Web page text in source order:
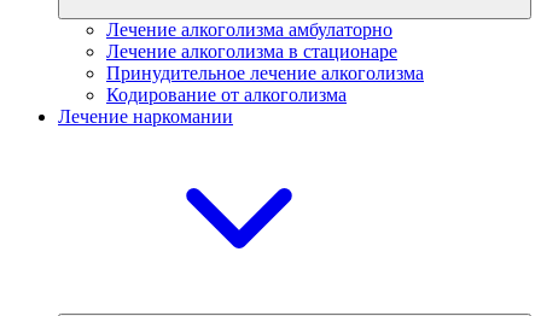
Лечение алкоголизма амбулаторно
Лечение алкоголизма в стационаре
Принудительное лечение алкоголизма
Кодирование от алкоголизма
Лечение наркомании